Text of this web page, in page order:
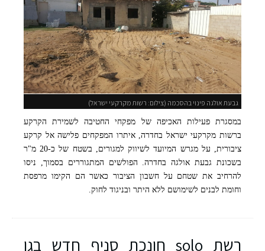
גבעת אולגה פינוי בהסכמה (צילום: רשות מקרקעי ישראל)
במסגרת פעילות האכיפה של מפקחי החטיבה לשמירת הקרקע
ברשות מקרקעי ישראל בחדרה, איתרו המפקחים פלישה אל קרקע
ציבורית, על מגרש המיועד לשיווק למגורים, בשטח של כ-20 מ"ר
בשכונת גבעת אולגה בחדרה. הפולשים המתגוררים בסמוך, ניסו
להרחיב את שטחם על חשבון הציבור כאשר הם הקימו מרפסת
וחומת לבנים לשימושם ללא היתר ובניגוד לחוק.
רשת solo חונכת סניף חדש בגן